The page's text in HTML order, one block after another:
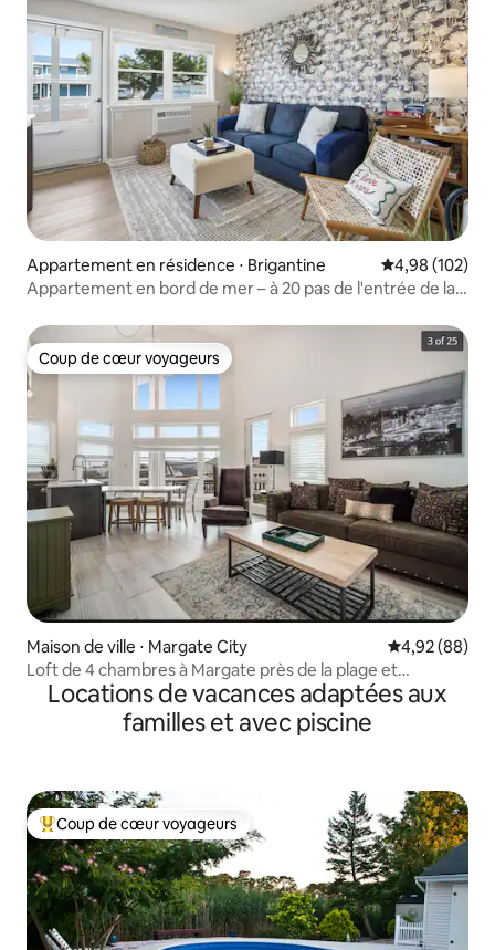
Appartement en résidence ⋅ Brigantine Évaluation
4,98 (102)
Appartement en bord de mer – à 20 pas de l'entrée de la
Coup de cœur voyageurs
Coup de cœur voyageurs
Maison de ville ⋅ Margate City Évaluation
4,92 (88)
Loft de 4 chambres à Margate près de la plage et
d'Atlantic City
Locations de vacances adaptées aux
familles et avec piscine
Coups de cœur voyageurs les plus appréciés
Coup de cœur voyageurs